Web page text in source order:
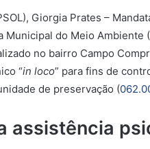
Giorgia Prates –
do Meio
no bairro Campo
“in loco” para fins de
de preservação (
assistência